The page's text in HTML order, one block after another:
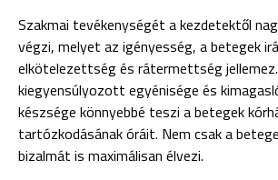
Szakmai tevékenységét a kezdetektől
végzi, melyet az igényesség, a betegek
elkötelezettség és rátermettség
kiegyensúlyozott egyénisége és
készsége könnyebbé teszi a betegek
tartózkodásának óráit. Nem csak a
bizalmát is maximálisan élvezi.